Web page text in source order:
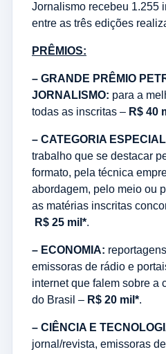
Jornalismo recebeu 1.255
entre as três edições
PRÊMIOS:
– GRANDE PRÊMIO
JORNALISMO: para a
todas as inscritas – R$ 40
– CATEGORIA
trabalho que se destacar
formato, pela técnica
abordagem, pelo meio ou
as matérias inscritas
R$ 25 mil*.
– ECONOMIA:
emissoras de rádio e
internet que falem sobre a
do Brasil – R$ 20 mil*.
– CIÊNCIA E
jornal/revista, emissoras